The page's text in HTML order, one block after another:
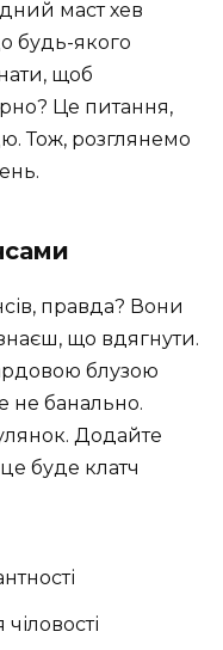
маст хев
будь-якого
щоб
Це питання,
Тож, розглянемо
правда? Вони
що вдягнути.
блузою
не банально.
Додайте
буде клатч